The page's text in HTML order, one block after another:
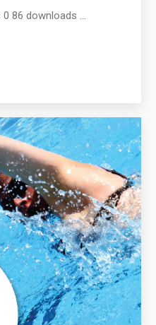
86 downloads …